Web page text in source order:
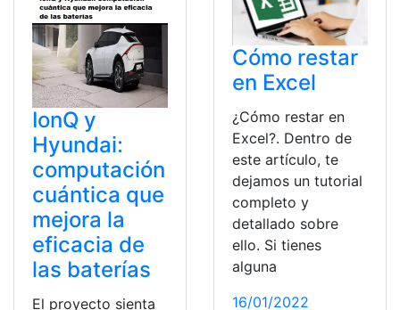
IonQ y
Hyundai:
computación
cuántica que
mejora la
eficacia de
las baterías
El proyecto sienta
Cómo restar
en Excel
¿Cómo restar en
Excel?. Dentro de
este artículo, te
dejamos un tutorial
completo y
detallado sobre
ello. Si tienes
alguna
16/01/2022